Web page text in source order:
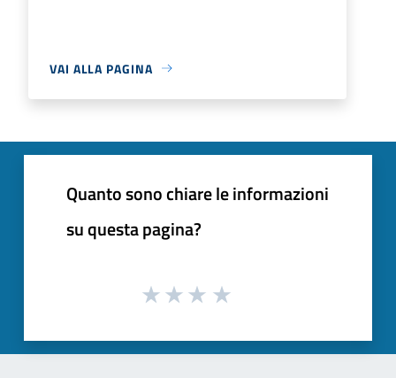
VAI ALLA PAGINA
Quanto sono chiare le informazioni
su questa pagina?